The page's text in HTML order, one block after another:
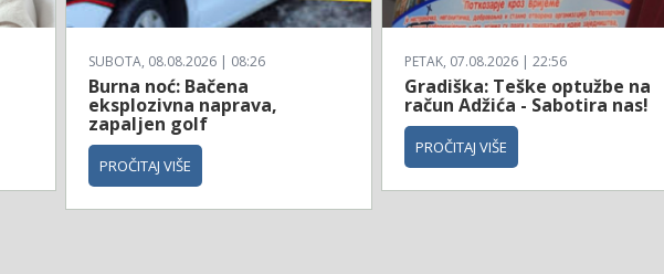
SUBOTA, 08.08.2026 | 08:26
Burna noć: Bačena
eksplozivna naprava,
zapaljen golf
PROČITAJ VIŠE
PETAK, 07.08.2026 | 22:56
Gradiška: Teške optužbe na
račun Adžića - Sabotira nas!
PROČITAJ VIŠE